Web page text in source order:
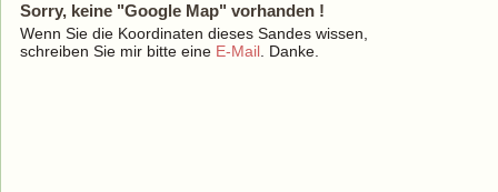
Sorry, keine "Google Map" vorhanden !
Wenn Sie die Koordinaten dieses Sandes wissen,
schreiben Sie mir bitte eine E-Mail . Danke.